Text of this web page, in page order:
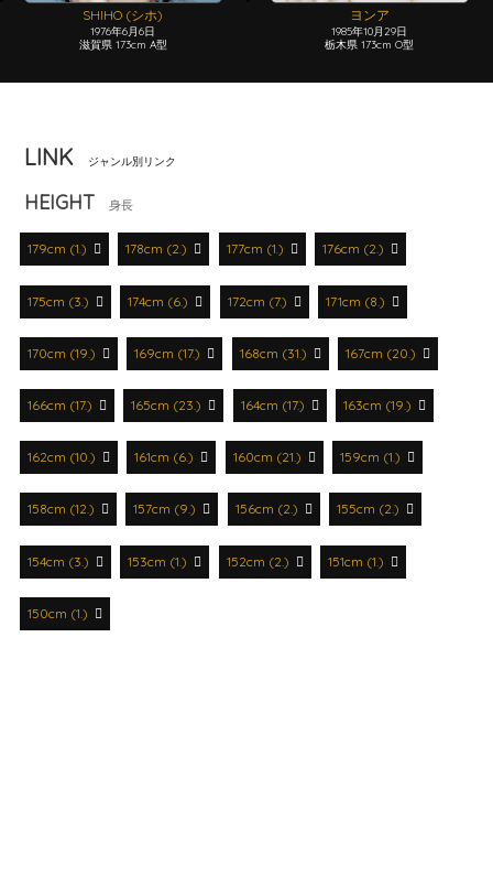
SHIHO (シホ)
1976年6月6日
滋賀県 173cm A型
ヨンア
1985年10月29日
栃木県 173cm O型
LINK ジャンル別リンク
HEIGHT 身長
179cm (1.) 178cm (2.) 177cm (1.) 176cm (2.)
175cm (3.) 174cm (6.) 172cm (7.) 171cm (8.)
170cm (19.) 169cm (17.) 168cm (31.) 167cm (20.)
166cm (17.) 165cm (23.) 164cm (17.) 163cm (19.)
162cm (10.) 161cm (6.) 160cm (21.) 159cm (1.)
158cm (12.) 157cm (9.) 156cm (2.) 155cm (2.)
154cm (3.) 153cm (1.) 152cm (2.) 151cm (1.)
150cm (1.)